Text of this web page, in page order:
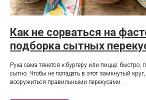
Как не сорваться на
подборка сытных
Рука сама тянется к бургеру или пицце: быстро,
сытно. Чтобы не попадать в этот замкнутый круг,
вооружиться правильными перекусами.